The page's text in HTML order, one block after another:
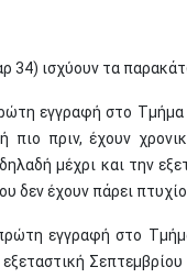
34) ισχύουν τα
εγγραφή στο
πριν, έχουν
μέχρι και την
δεν έχουν πάρει
εγγραφή στο